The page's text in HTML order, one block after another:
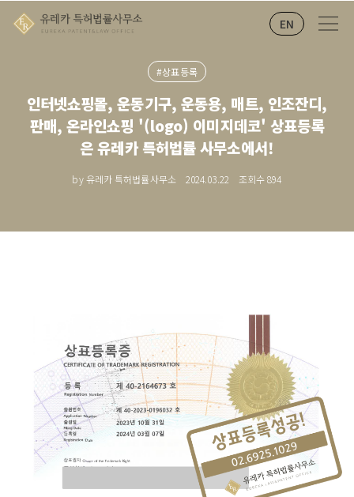
EN
#상표등록
인터넷쇼핑몰, 운동기구, 운동용, 매트, 인조잔디,
판매, 온라인쇼핑 '(logo) 이미지데코' 상표등록
은 유레카 특허법률 사무소에서!
by 유레카 특허법률사무소 2024.03.22 조회수894